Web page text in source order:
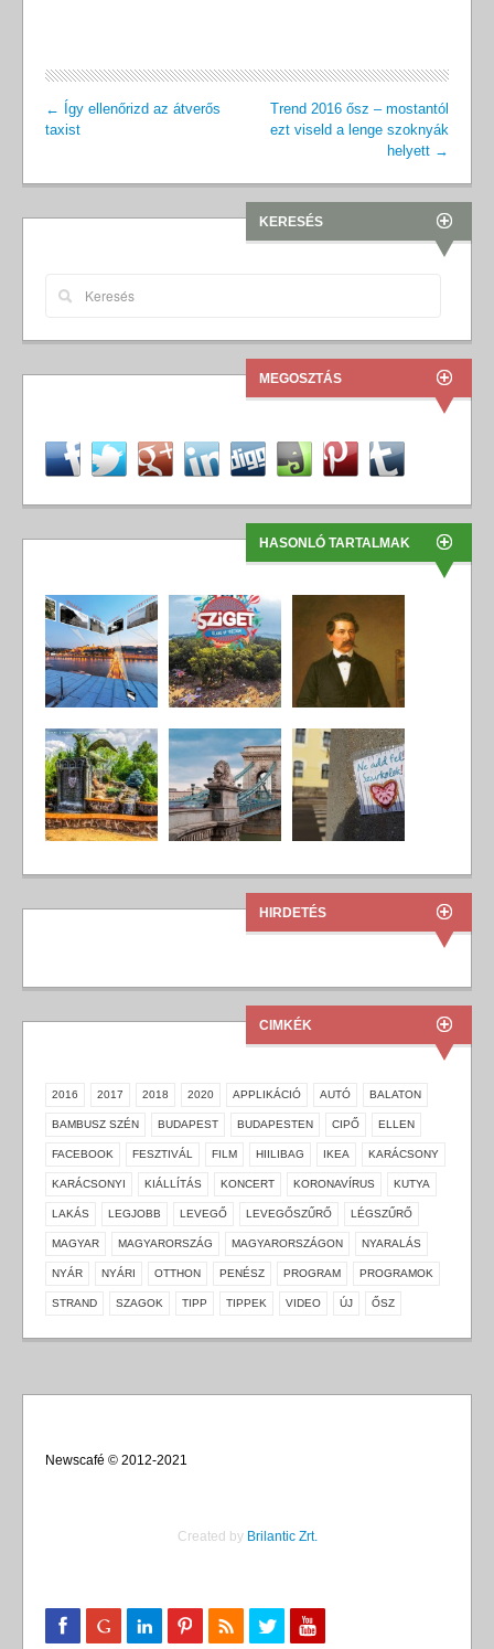
← Így ellenőrizd az átverős
taxist
Trend 2016 ősz – mostantól
ezt viseld a lenge szoknyák
helyett →
KERESÉS
MEGOSZTÁS
HASONLÓ TARTALMAK
HIRDETÉS
CIMKÉK
2016 2017 2018 2020 APPLIKÁCIÓ AUTÓ BALATON
BAMBUSZ SZÉN BUDAPEST BUDAPESTEN CIPŐ ELLEN
FACEBOOK FESZTIVÁL FILM HIILIBAG IKEA KARÁCSONY
KARÁCSONYI KIÁLLÍTÁS KONCERT KORONAVÍRUS KUTYA
LAKÁS LEGJOBB LEVEGŐ LEVEGŐSZŰRŐ LÉGSZŰRŐ
MAGYAR MAGYARORSZÁG MAGYARORSZÁGON NYARALÁS
NYÁR NYÁRI OTTHON PENÉSZ PROGRAM PROGRAMOK
STRAND SZAGOK TIPP TIPPEK VIDEO ÚJ ŐSZ
Newscafé © 2012-2021
Created by Brilantic Zrt.